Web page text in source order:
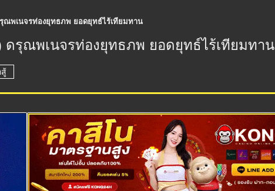
ณพเนจรท่องยุทธภพ ยอดยุทธ์ไร้เทียมทาน
ดรุณพเนจรท่องยุทธภพ ยอดยุทธ์ไร้เทียมทาน